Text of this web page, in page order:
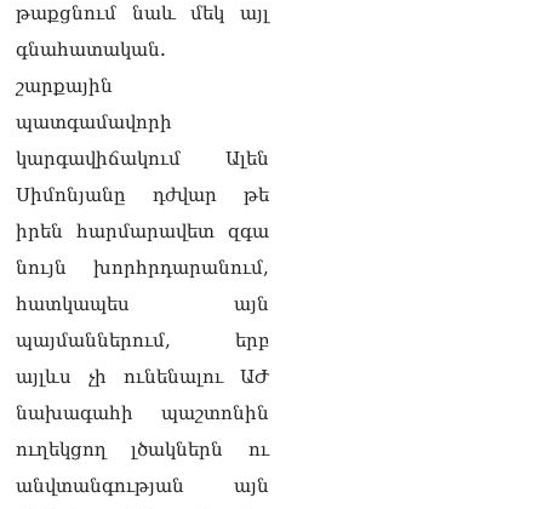
թաքցնում նաև մեկ այլ
գնահատական.
շարքային
պատգամավորի
կարգավիճակում Ալեն
Սիմոնյանը դժվար թե
իրեն հարմարավետ զգա
նույն խորհրդարանում,
հատկապես այն
պայմաններում, երբ
այլևս չի ունենալու ԱԺ
նախագահի պաշտոնին
ուղեկցող լծակներն ու
անվտանգության այն